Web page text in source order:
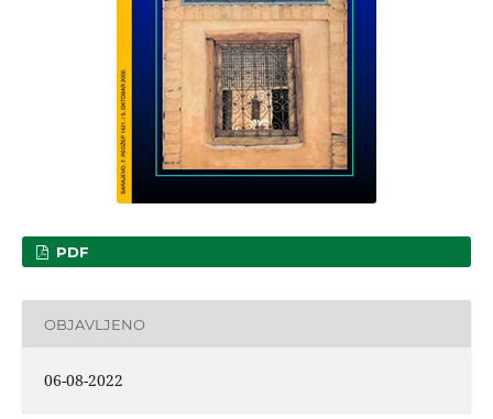
PDF
OBJAVLJENO
06-08-2022